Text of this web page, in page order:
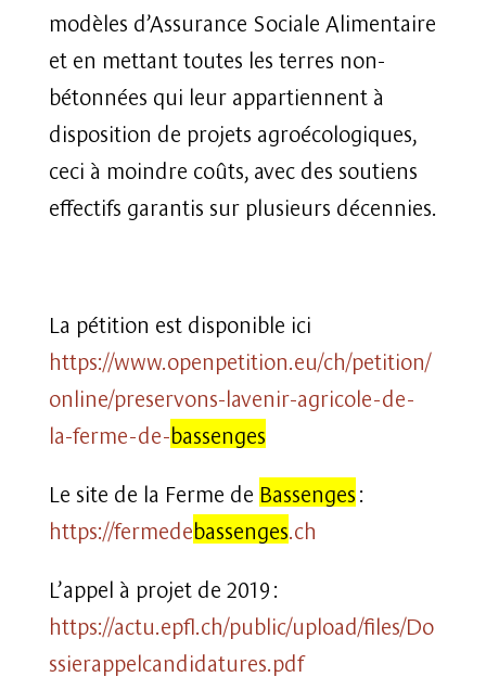
modèles d’Assurance Sociale Alimentaire
et en mettant toutes les terres non-
bétonnées qui leur appartiennent à
disposition de projets agroécologiques,
ceci à moindre coûts, avec des soutiens
effectifs garantis sur plusieurs décennies.
La pétition est disponible ici
https://www.openpetition.eu/ch/petition/
online/preservons-lavenir-agricole-de-
la-ferme-de-bassenges
Le site de la Ferme de Bassenges:
https://fermedebassenges .ch
L’appel à projet de 2019 :
https://actu.epfl.ch/public/upload/files/Do
ssierappelcandidatures.pdf